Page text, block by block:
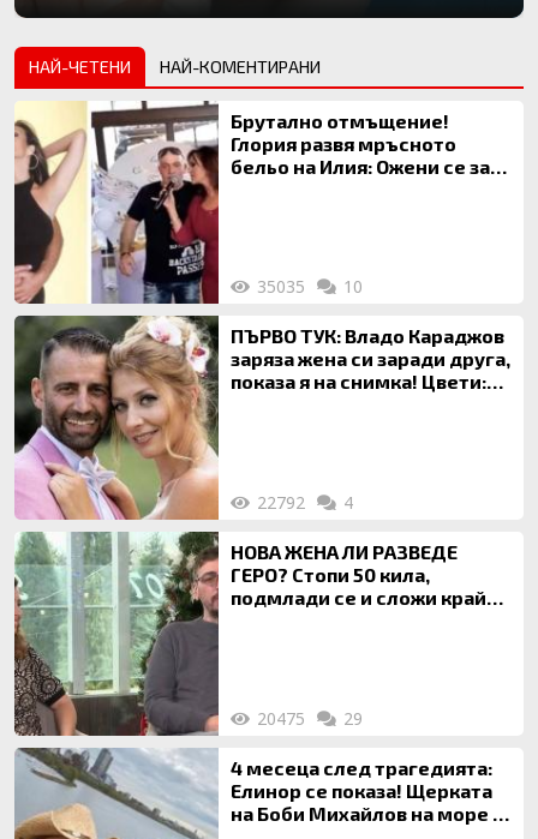
НАЙ-ЧЕТЕНИ НАЙ-КОМЕНТИРАНИ
Брутално отмъщение!
Глория развя мръсното
бельо на Илия: Ожени се за
35035 10
ПЪРВО ТУК: Владо Караджов
заряза жена си заради друга,
показа я на снимка! Цвети:
22792 4
НОВА ЖЕНА ЛИ РАЗВЕДЕ
ГЕРО? Стопи 50 кила,
подмлади се и сложи край
20475 29
4 месеца след трагедията:
Елинор се показа! Щерката
на Боби Михайлов на море с